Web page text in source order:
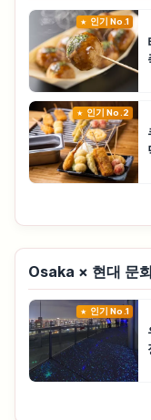
인기 No.1
인기 No.2
Osaka × 현대 문
인기 No.1